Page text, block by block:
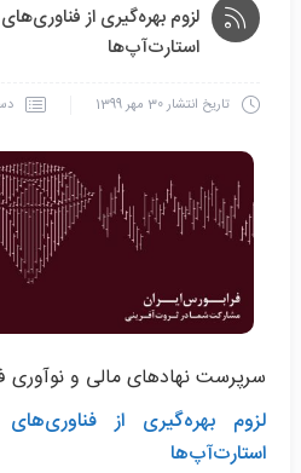
لزوم بهره‌گیری از
استارت‌آپ‌ها
تاریخ انتشار30 مهر 1399
سرپرست نهادهای مالی و نوآوری
لزوم بهره‌گیری از
استارت‌آپ‌ها